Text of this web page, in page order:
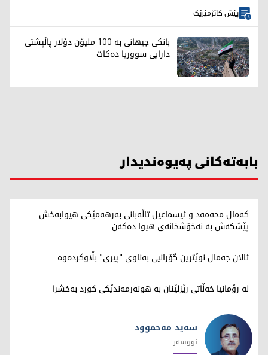
پێش کاتژمێرێک
بانکی جیهانی بە 100 ملیۆن دۆلار پاڵپشتی
دارایی سووریا دەکات
بابەتەکانی پەیوەندیدار
کەمال محەمەد و ئیسماعیل تاڵەبانی بەرهەمێکی هیوابەخش
پێشکەش بە نەخۆشخانەی هیوا دەکەن
ئالان جەمال نوێترین گۆرانیی بەناوی "پیری" بڵاوکردەوە
لە رۆمانیا خەڵاتی رێزلێنان بە هونەرمەندێکی کورد بەخشرا
سەيد مەحموود
نووسەر